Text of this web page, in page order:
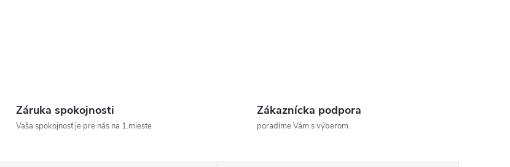
Záruka spokojnosti
Vaša spokojnosť je pre nás na 1.mieste
Zákaznícka podpora
poradíme Vám s výberom